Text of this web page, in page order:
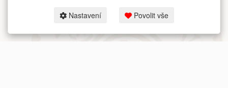
Nastavení Povolit vše